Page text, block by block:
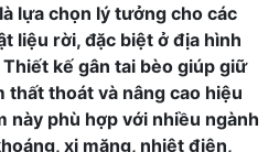
lựa chọn lý tưởng cho các
liệu rời, đặc biệt ở địa hình
kế gân tai bèo giúp giữ
thất thoát và nâng cao hiệu
này phù hợp với nhiều ngành
xi măng, nhiệt điện,